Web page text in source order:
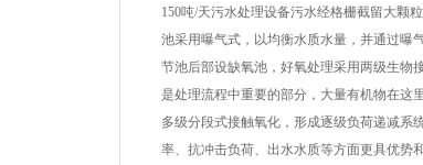
150吨/天污水处理设备污水经格栅截留大颗
池采用曝气式，以均衡水质水量，并通过曝
节池后部设缺氧池，好氧处理采用两级生物
是处理流程中重要的部分，大量有机物在这
多级分段式接触氧化，形成逐级负荷递减系
率、抗冲击负荷、出水水质等方面更具优势